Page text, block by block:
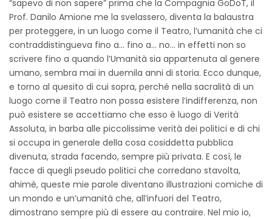
“sapevo di non sapere” prima che la Compagnia GoDoT, il
Prof. Danilo Amione me la svelassero, diventa la balaustra
per proteggere, in un luogo come il Teatro, l’umanità che ci
contraddistingueva fino a… fino a… no… in effetti non so
scrivere fino a quando l’Umanità sia appartenuta al genere
umano, sembra mai in duemila anni di storia. Ecco dunque,
e torno al quesito di cui sopra, perché nella sacralità di un
luogo come il Teatro non possa esistere l’indifferenza, non
può esistere se accettiamo che esso è luogo di Verità
Assoluta, in barba alle piccolissime verità dei politici e di chi
si occupa in generale della cosa cosiddetta pubblica
divenuta, strada facendo, sempre più privata. E così, le
facce di quegli pseudo politici che corredano stavolta,
ahimè, queste mie parole diventano illustrazioni comiche di
un mondo e un’umanità che, all’infuori del Teatro,
dimostrano sempre più di essere au contraire. Nel mio io,